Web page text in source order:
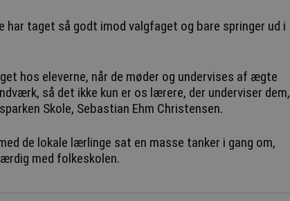
har taget så godt imod valgfaget og bare springer ud i
hos eleverne, når de møder og undervises af ægte
så det ikke kun er os lærere, der underviser dem,
Skole, Sebastian Ehm Christensen.
de lokale lærlinge sat en masse tanker i gang om,
med folkeskolen.